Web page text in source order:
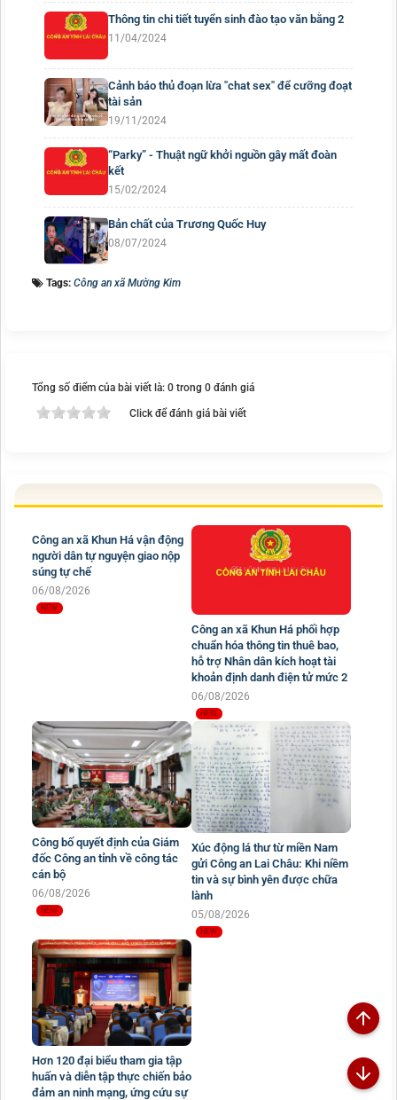
Thông tin chi tiết tuyển sinh đào tạo văn bằng 2
11/04/2024
Cảnh báo thủ đoạn lừa "chat sex" để cưỡng đoạt
tài sản
19/11/2024
“Parky” - Thuật ngữ khởi nguồn gây mất đoàn
kết
15/02/2024
Bản chất của Trương Quốc Huy
08/07/2024
Tags: Công an xã Mường Kim
Tổng số điểm của bài viết là: 0 trong 0 đánh giá
Click để đánh giá bài viết
Công an xã Khun Há vận động
người dân tự nguyện giao nộp
súng tự chế
06/08/2026
Công an xã Khun Há phối hợp
chuẩn hóa thông tin thuê bao,
hỗ trợ Nhân dân kích hoạt tài
khoản định danh điện tử mức 2
06/08/2026
Công bố quyết định của Giám
đốc Công an tỉnh về công tác
cán bộ
06/08/2026
Xúc động lá thư từ miền Nam
gửi Công an Lai Châu: Khi niềm
tin và sự bình yên được chữa
lành
05/08/2026
Hơn 120 đại biểu tham gia tập
huấn và diễn tập thực chiến bảo
đảm an ninh mạng, ứng cứu sự